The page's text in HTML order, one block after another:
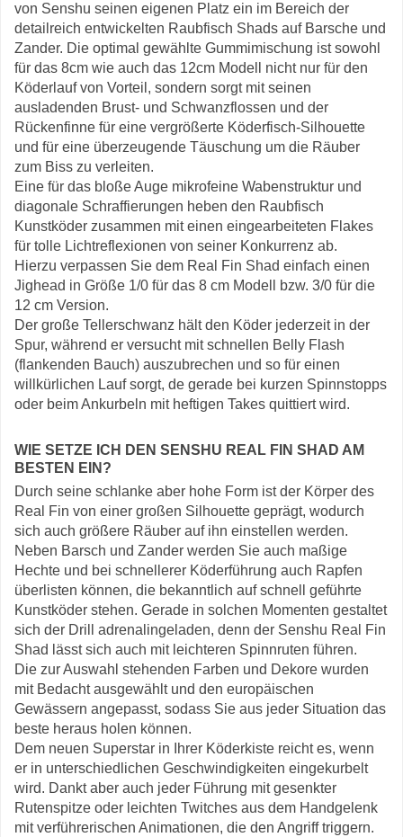
von Senshu seinen eigenen Platz ein im Bereich der
detailreich entwickelten Raubfisch Shads auf Barsche und
Zander. Die optimal gewählte Gummimischung ist sowohl
für das 8cm wie auch das 12cm Modell nicht nur für den
Köderlauf von Vorteil, sondern sorgt mit seinen
ausladenden Brust- und Schwanzflossen und der
Rückenfinne für eine vergrößerte Köderfisch-Silhouette
und für eine überzeugende Täuschung um die Räuber
zum Biss zu verleiten.
Eine für das bloße Auge mikrofeine Wabenstruktur und
diagonale Schraffierungen heben den Raubfisch
Kunstköder zusammen mit einen eingearbeiteten Flakes
für tolle Lichtreflexionen von seiner Konkurrenz ab.
Hierzu verpassen Sie dem Real Fin Shad einfach einen
Jighead in Größe 1/0 für das 8 cm Modell bzw. 3/0 für die
12 cm Version.
Der große Tellerschwanz hält den Köder jederzeit in der
Spur, während er versucht mit schnellen Belly Flash
(flankenden Bauch) auszubrechen und so für einen
willkürlichen Lauf sorgt, de gerade bei kurzen Spinnstopps
oder beim Ankurbeln mit heftigen Takes quittiert wird.
WIE SETZE ICH DEN SENSHU REAL FIN SHAD AM
BESTEN EIN?
Durch seine schlanke aber hohe Form ist der Körper des
Real Fin von einer großen Silhouette geprägt, wodurch
sich auch größere Räuber auf ihn einstellen werden.
Neben Barsch und Zander werden Sie auch maßige
Hechte und bei schnellerer Köderführung auch Rapfen
überlisten können, die bekanntlich auf schnell geführte
Kunstköder stehen. Gerade in solchen Momenten gestaltet
sich der Drill adrenalingeladen, denn der Senshu Real Fin
Shad lässt sich auch mit leichteren Spinnruten führen.
Die zur Auswahl stehenden Farben und Dekore wurden
mit Bedacht ausgewählt und den europäischen
Gewässern angepasst, sodass Sie aus jeder Situation das
beste heraus holen können.
Dem neuen Superstar in Ihrer Köderkiste reicht es, wenn
er in unterschiedlichen Geschwindigkeiten eingekurbelt
wird. Dankt aber auch jeder Führung mit gesenkter
Rutenspitze oder leichten Twitches aus dem Handgelenk
mit verführerischen Animationen, die den Angriff triggern.